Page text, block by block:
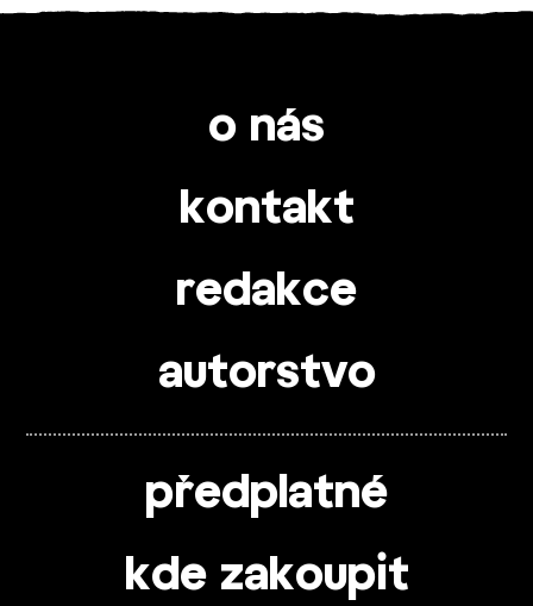
o nás
kontakt
redakce
autorstvo
předplatné
kde zakoupit